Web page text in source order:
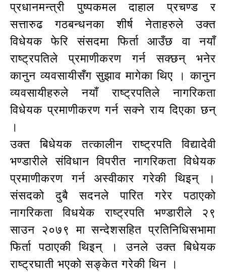
प्रधानमन्त्री पुष्पकमल दाहाल प्रचण्ड र
सत्तारुढ गठबन्धनका शीर्ष नेताहरुले उक्त
विधेयक फेरि संसदमा फिर्ता आउँछ वा नयाँ
राष्ट्रपतिले प्रमाणीकरण गर्न सक्छन् भनेर
कानुन व्यवसायीसँग सुझाव मागेका थिए । कानुन
व्यवसायीहरुले नयाँ राष्ट्रपतिले नागरिकता
विधेयक प्रमाणीकरण गर्न सक्ने राय दिएका छन्
।
उक्त बिधेयक तत्कालीन राष्ट्रपति विद्यादेवी
भण्डारीले संविधान विपरीत नागरिकता विधेयक
प्रमाणीकरण गर्न अस्वीकार गरेकी थिइन् ।
संसदको दुबै सदनले पारित गरेर पठाएको
नागरिकता विधयेक राष्ट्रपति भण्डारीले २९
साउन २०७९ मा सन्देशसहित प्रतिनिधिसभामा
फिर्ता पठाएकी थिइन् । उनले उक्त बिधेयक
राष्ट्रघाती भएको सङ्केत गरेकी थिन ।